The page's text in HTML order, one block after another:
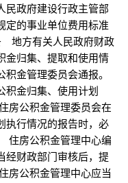
民政府建设行政主管部
定的事业单位费用标准
方有关人民政府财政
金归集、提取和使用情
金管理委员会通报。
金归集、使用计划
公积金管理委员会在
执行情况的报告时，必
房公积金管理中心编
经财政部门审核后，提
公积金管理中心应当